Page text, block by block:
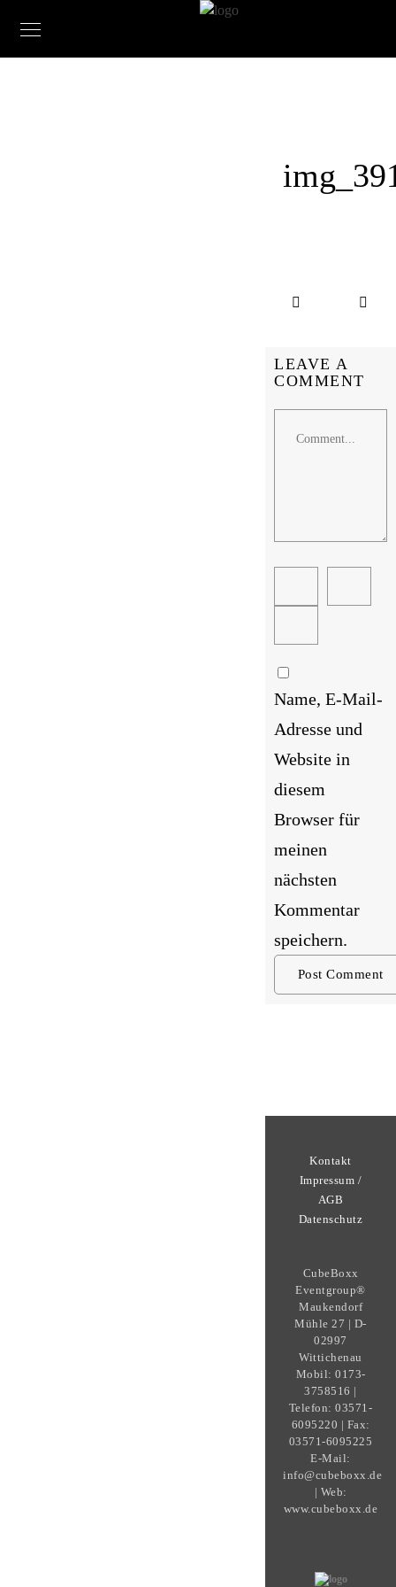
LEAVE A
COMMENT
Name, E-Mail-
Adresse und
Website in
diesem
Browser für
meinen
nächsten
Kommentar
speichern.
Kontakt
Impressum /
AGB
Datenschutz
CubeBoxx
Eventgroup®
Maukendorf
Mühle 27 | D-
02997
Wittichenau
Mobil: 0173-
3758516 |
Telefon: 03571-
6095220 | Fax:
03571-6095225
E-Mail:
info@cubeboxx.de
| Web:
www.cubeboxx.de